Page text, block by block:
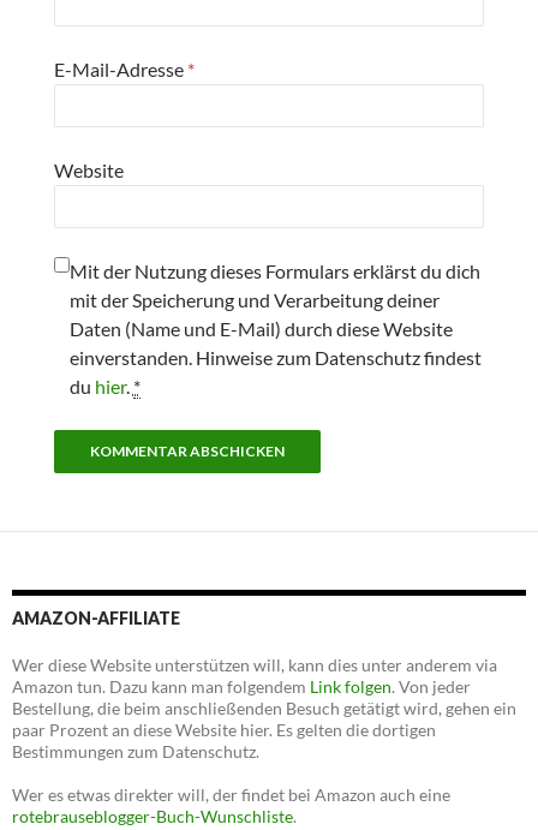
E-Mail-Adresse *
Website
Mit der Nutzung dieses Formulars erklärst du dich
mit der Speicherung und Verarbeitung deiner
Daten (Name und E-Mail) durch diese Website
einverstanden. Hinweise zum Datenschutz findest
du hier. *
AMAZON-AFFILIATE
Wer diese Website unterstützen will, kann dies unter anderem via
Amazon tun. Dazu kann man folgendem Link folgen. Von jeder
Bestellung, die beim anschließenden Besuch getätigt wird, gehen ein
paar Prozent an diese Website hier. Es gelten die dortigen
Bestimmungen zum Datenschutz.
Wer es etwas direkter will, der findet bei Amazon auch eine
rotebrauseblogger-Buch-Wunschliste.